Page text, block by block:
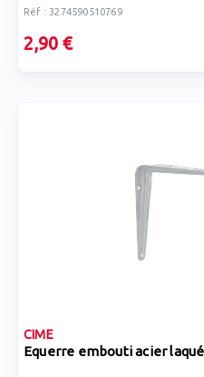
Réf : 3274590510769
2,90 €
CIME
Equerre embouti acier